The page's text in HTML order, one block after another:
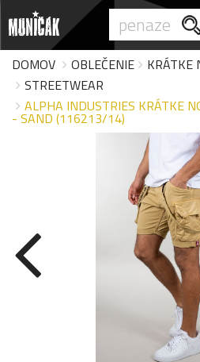
DOMOV
OBLEČENIE
KRÁTKE
STREETWEAR
ALPHA INDUSTRIES KRÁTKE
- SAND (116213/14)